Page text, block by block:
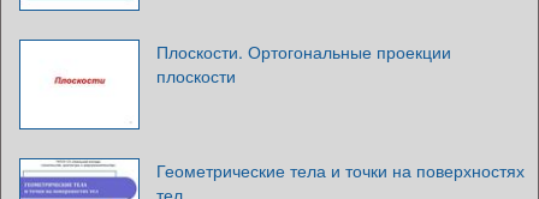
Плоскости. Ортогональные проекции
плоскости
Геометрические тела и точки на поверхностях
тел